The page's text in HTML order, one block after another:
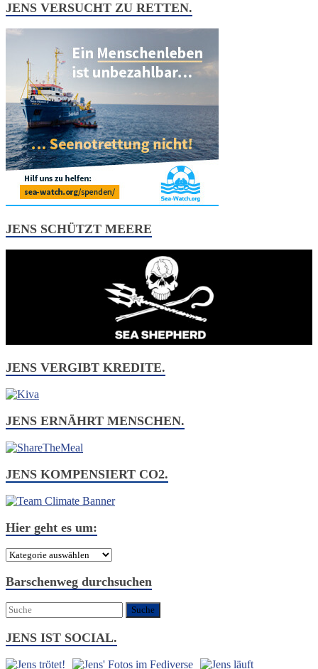
JENS VERSUCHT ZU RETTEN.
JENS SCHÜTZT MEERE
JENS VERGIBT KREDITE.
JENS ERNÄHRT MENSCHEN.
JENS KOMPENSIERT CO2.
Hier geht es um:
Hier
es
um:
Barschenweg durchsuchen
JENS IST SOCIAL.